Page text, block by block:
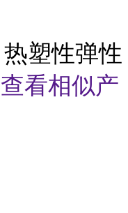
塑性弹性
查看相似产